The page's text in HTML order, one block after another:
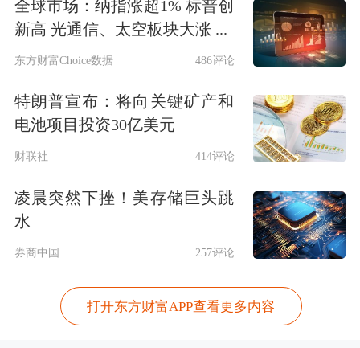
而指数持续上攻的核心动力，正逐
渐“明牌”：
主要是银行股挑大梁，加上保险、证
多元金融以及地产等方向轮流助
全球市场：纳指涨超1% 标普创
新高 光通信、太空板块大涨 ...
东方财富Choice数据 486评论
特朗普宣布：将向关键矿产和
电池项目投资30亿美元
财联社 414评论
凌晨突然下挫！美存储巨头跳
水
券商中国 257评论
打开东方财富APP查看更多内容